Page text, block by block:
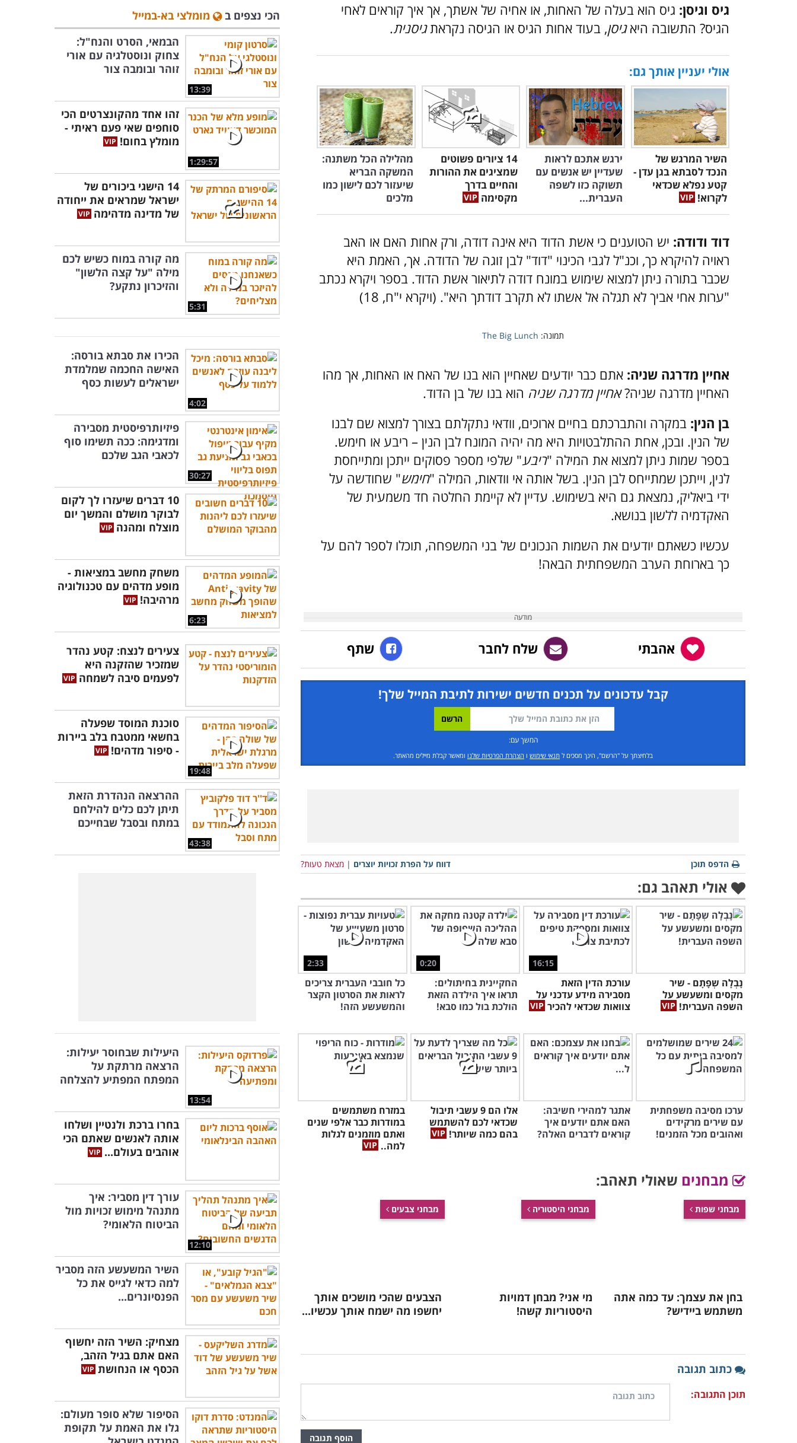
גיס וגיסן: גיס הוא בעלה של האחות, או אחיה של אשתך, אך איך קוראים לאחי
הגיס? התשובה היאגיסן, בעוד אחות הגיס או הגיסה נקראתגיסנית.
אולי יעניין אותך גם:
השיר המרגש של
הנכד לסבתא בגן עדן -
קטע נפלא שכדאי
לקרוא!
ירגש אתכם לראות
שעדיין יש אנשים עם
תשוקה כזו לשפה
העברית...
14 ציורים פשוטים
שמציגים את ההורות
והחיים בדרך
מקסימה
מהלילה הכל משתנה:
המשקה הבריא
שיעזור לכם לישון כמו
מלכים
דוד ודודה: יש הטוענים כי אשת הדוד היא אינה דודה, ורק אחות האם או האב
ראויה להיקרא כך, וכנ"ל לגבי הכינוי "דוד" לבן זוגה של הדודה. אך, האמת היא
שכבר בתורה ניתן למצוא שימוש במונח דודה לתיאור אשת הדוד. בספר ויקרא נכתב
"ערות אחי אביך לא תגלה אל אשתו לא תקרב דודתך היא". (ויקרא י"ח, 18)
תמונה: The Big Lunch
אחיין מדרגה שניה: אתם כבר יודעים שאחיין הוא בנו של האח או האחות, אך מהו
האחיין מדרגה שניה?אחיין מדרגה שניה הוא בנו של בן הדוד.
בן הנין: במקרה והתברכתם בחיים ארוכים, וודאי נתקלתם בצורך למצוא שם לבנו
של הנין. ובכן, אחת ההתלבטויות היא מה יהיה המונח לבן הנין – ריבע או חימש.
בספר שמות ניתן למצוא את המילה "ריבע" שלפי מספר פסוקים ייתכן ומתייחסת
לנין, וייתכן שמתייחס לבן הנין. בשל אותה אי וודאות, המילה "חימש" שחודשה על
ידי ביאליק, נמצאת גם היא בשימוש. עדיין לא קיימת החלטה חד משמעית של
האקדמיה ללשון בנושא.
עכשיו כשאתם יודעים את השמות הנכונים של בני המשפחה, תוכלו לספר להם על
כך בארוחת הערב המשפחתית הבאה!
אהבתי שלח לחבר שתף
קבל עדכונים על תכנים חדשים ישירות לתיבת המייל שלך!
המשך עם:
בלחיצתך על "הרשם", הינך מסכים ל תנאי שימוש ו הצהרת הפרטיות שלנו ומאשר קבלת מיילים מהאתר.
דווח על הפרת זכויות יוצרים | מצאת טעות? הדפס תוכן
אולי תאהב גם:
נָבְלָה שְפָתָם - שיר
מקסים ומשעשע על
השפה העברית!
16:15
עורכת הדין הזאת
מסבירה מידע עדכני על
צוואות שכדאי להכיר
0:20
החקיינית בחיתולים:
תראו איך הילדה הזאת
הולכת בול כמו סבא!
2:33
כל חובבי העברית צריכים
לראות את הסרטון הקצר
והמשעשע הזה!
ערכו מסיבה משפחתית
עם שירים מרקידים
ואהובים מכל הזמנים!
אתגר למהירי חשיבה:
האם אתם יודעים איך
קוראים לדברים האלה?
אלו הם 9 עשבי תיבול
שכדאי לכם להשתמש
בהם כמה שיותר!
במזרח משתמשים
במודרות כבר אלפי שנים
ואתם מוזמנים לגלות
למה..
מבחנים שאולי תאהב:
מבחני שפות
בחן את עצמך: עד כמה אתה
משתמש ביידיש?
מבחני היסטוריה
מי אני? מבחן דמויות
היסטוריות קשה!
מבחני צבעים
הצבעים שהכי מושכים אותך
יחשפו מה ישמח אותך עכשיו...
כתוב תגובה
תוכן התגובה:
הוסף תגובה
הכי נצפים ב מומלצי בא-במייל
13:39
הבמאי, הסרט והנח"ל:
צחוק ונוסטלגיה עם אורי
זוהר ובומבה צור
1:29:57
זהו אחד מהקונצרטים הכי
סוחפים שאי פעם ראיתי -
מומלץ בחום!
14 הישגי ביכורים של
ישראל שמראים את ייחודה
של מדינה מדהימה
5:31
מה קורה במוח כשיש לכם
מילה "על קצה הלשון"
והזיכרון נתקע?
4:02
הכירו את סבתא בורסה:
האישה החכמה שמלמדת
ישראלים לעשות כסף
30:27
פיזיותרפיסטית מסבירה
ומדגימה: ככה תשימו סוף
לכאבי הגב שלכם
10 דברים שיעזרו לך לקום
לבוקר מושלם והמשך יום
מוצלח ומהנה
6:23
משחק מחשב במציאות -
מופע מדהים עם טכנולוגיה
מרהיבה!
צעירים לנצח: קטע נהדר
שמזכיר שהזקנה היא
לפעמים סיבה לשמחה
19:48
סוכנת המוסד שפעלה
בחשאי ממטבח בלב ביירות
- סיפור מדהים!
43:38
ההרצאה הנהדרת הזאת
תיתן לכם כלים להילחם
במתח ובסבל שבחייכם
13:54
היעילות שבחוסר יעילות:
הרצאה מרתקת על
המפתח המפתיע להצלחה
בחרו ברכת ולנטיין ושלחו
אותה לאנשים שאתם הכי
אוהבים בעולם...
12:10
עורך דין מסביר: איך
מתנהל מימוש זכויות מול
הביטוח הלאומי?
השיר המשעשע הזה מסביר
למה כדאי לגייס את כל
הפנסיונרים...
מצחיק: השיר הזה יחשוף
האם אתם בגיל הזהב,
הכסף או הנחושת
הסיפור שלא סופר מעולם:
גלו את האמת על תקופת